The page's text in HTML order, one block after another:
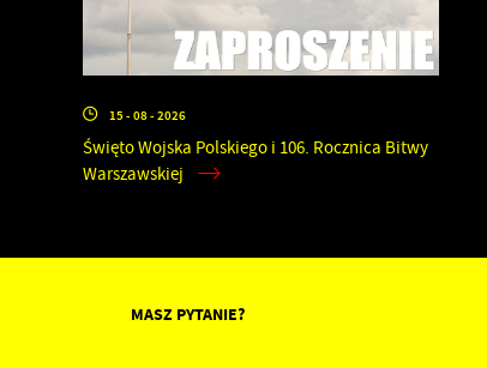
15 - 08 - 2026
Święto Wojska Polskiego i 106. Rocznica Bitwy
Warszawskiej
MASZ PYTANIE?